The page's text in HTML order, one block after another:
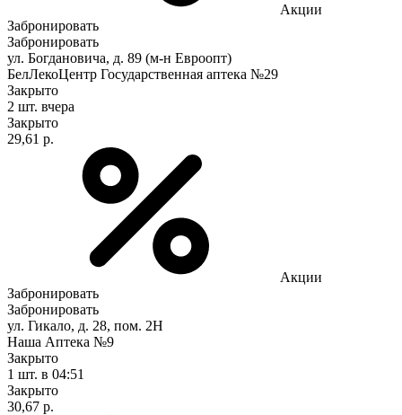
Акции
Забронировать
Забронировать
ул. Богдановича, д. 89 (м-н Евроопт)
БелЛекоЦентр Государственная аптека №29
Закрыто
2 шт. вчера
Закрыто
29,61 р.
Акции
Забронировать
Забронировать
ул. Гикало, д. 28, пом. 2Н
Наша Аптека №9
Закрыто
1 шт. в 04:51
Закрыто
30,67 р.